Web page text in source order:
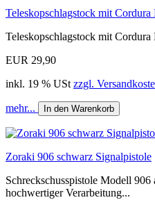
Teleskopschlagstock mit
Teleskopschlagstock mit
EUR 29,90
inkl. 19 % USt zzgl.
mehr... In den Warenkorb
Zoraki 906 schwarz Signalpistole
Schreckschusspistole Modell
hochwertiger Verarbeitung...